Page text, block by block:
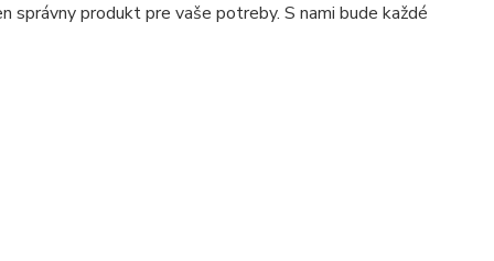
správny produkt pre vaše potreby. S nami bude každé